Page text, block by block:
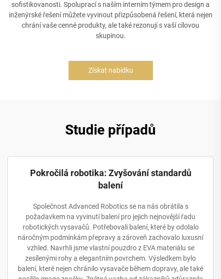
sofistikovanosti. Spoluprací s naším interním týmem pro design a
inženýrské řešení můžete vyvinout přizpůsobená řešení, která nejen
chrání vaše cenné produkty, ale také rezonují s vaší cílovou
skupinou.
Získat nabídku
Studie případů
Pokročilá robotika: Zvyšování standardů
balení
Společnost Advanced Robotics se na nás obrátila s
požadavkem na vyvinutí balení pro jejich nejnovější řadu
robotických vysavačů. Potřebovali balení, které by odolalo
náročným podmínkám přepravy a zároveň zachovalo luxusní
vzhled. Navrhli jsme vlastní pouzdro z EVA materiálu se
zesílenými rohy a elegantním povrchem. Výsledkem bylo
balení, které nejen chránilo vysavače během dopravy, ale také